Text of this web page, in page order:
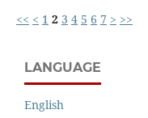
<< < 1 2 3 4 5 6 7 > >>
LANGUAGE
English